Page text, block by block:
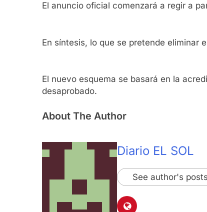
El anuncio oficial comenzará a regir a
En síntesis, lo que se pretende eliminar
El nuevo esquema se basará en la
desaprobado.
About The Author
Diario EL SOL
See author's posts